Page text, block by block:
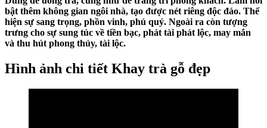
bật thêm không gian ngôi nhà, tạo được nét riêng độc đáo. Thể
hiện sự sang trọng, phồn vinh, phú quý. Ngoài ra còn tượng
trưng cho sự sung túc về tiền bạc, phát tài phát lộc, may mắn
và thu hút phong thủy, tài lộc.
Hình ảnh chi tiết Khay trà gỗ đẹp